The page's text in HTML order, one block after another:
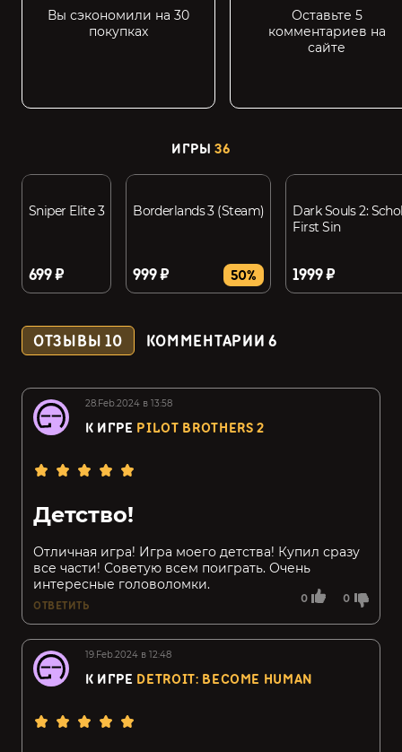
Вы сэкономили на 30
покупках
Оставьте 5
комментариев на
сайте
ИГРЫ36
Sniper Elite 3
699 ₽
Borderlands 3 (Steam)
999 ₽ 50%
Dark Souls 2:
First Sin
1999 ₽
ОТЗЫВЫ10 КОММЕНТАРИИ6
28.Feb.2024 в 13:58
К ИГРЕ PILOT BROTHERS 2
0 0
Детство!
Отличная игра! Игра моего детства! Купил сразу
все части! Советую всем поиграть. Очень
интересные головоломки.
ОТВЕТИТЬ
19.Feb.2024 в 12:48
К ИГРЕ DETROIT: BECOME HUMAN